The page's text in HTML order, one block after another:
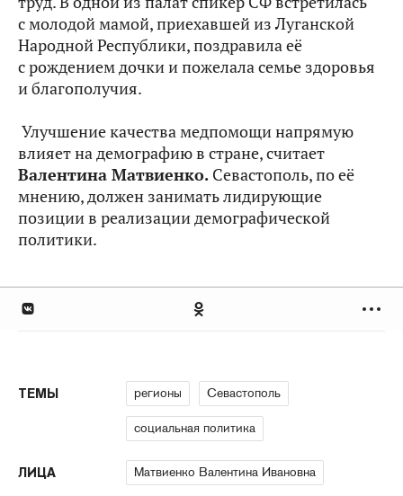
с молодой мамой, приехавшей из Луганской
Народной Республики, поздравила её
с рождением дочки и пожелала семье здоровья
и благополучия.
Улучшение качества медпомощи напрямую
влияет на демографию в стране, считает
Валентина Матвиенко. Севастополь, по её
мнению, должен занимать лидирующие
позиции в реализации демографической
политики.
ТЕМЫ регионы Севастополь
социальная политика
ЛИЦА Матвиенко Валентина Ивановна